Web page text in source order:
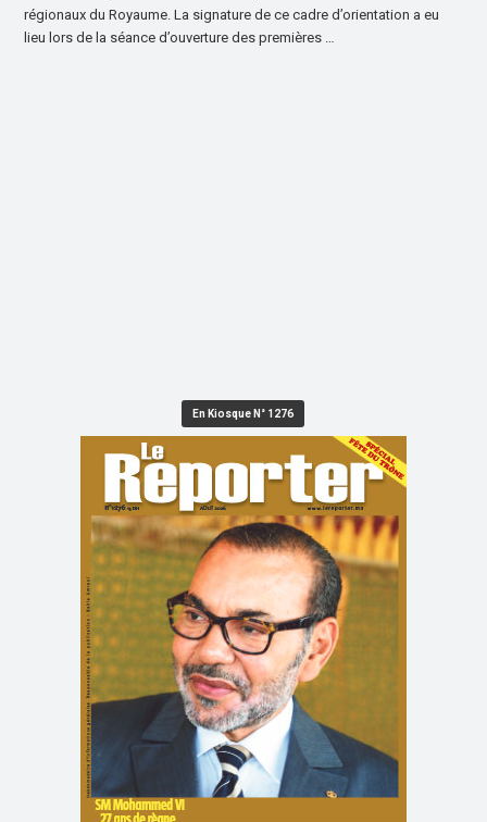
régionaux du Royaume. La signature de ce cadre d’orientation a eu
lieu lors de la séance d’ouverture des premières …
En Kiosque N° 1276